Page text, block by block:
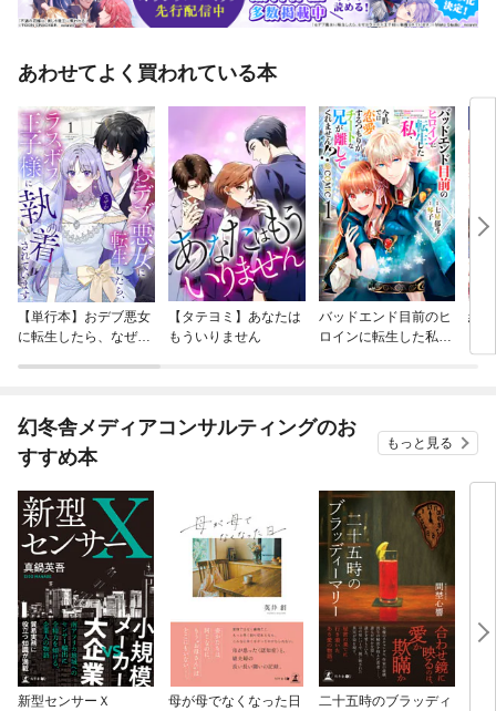
あわせてよく買われている本
【単行本】おデブ悪女
に転生したら、なぜか
【タテヨミ】あなたは
もういりません
バッドエンド目前のヒ
ロインに転生した私、
OMIC
結
幻冬舎メディアコンサルティングのお
すすめ本
もっと見る
新型センサーＸ 母が母でなくなった日
二十五時のブラッディ